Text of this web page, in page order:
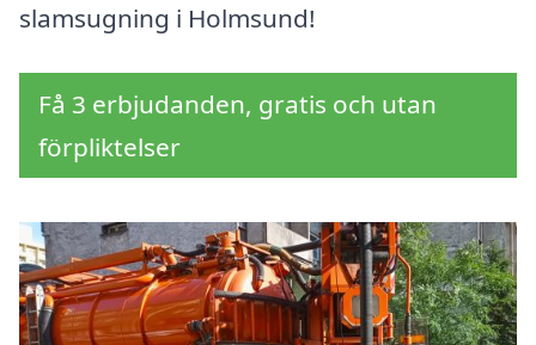
slamsugning i Holmsund!
Få 3 erbjudanden, gratis och utan
förpliktelser